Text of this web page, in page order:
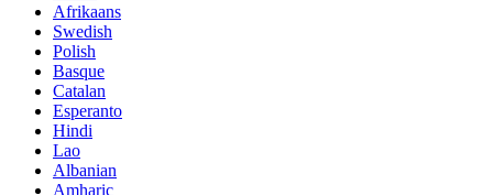
Afrikaans
Swedish
Polish
Basque
Catalan
Esperanto
Hindi
Lao
Albanian
Amharic